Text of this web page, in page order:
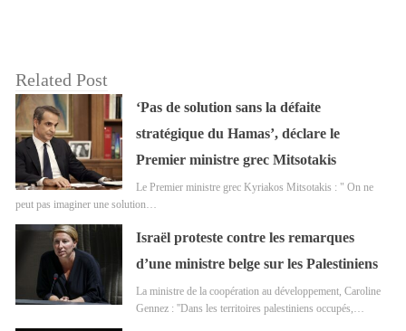
Related Post
‘Pas de solution sans la défaite
stratégique du Hamas’, déclare le
Premier ministre grec Mitsotakis
Le Premier ministre grec Kyriakos Mitsotakis : " On ne
peut pas imaginer une solution…
Israël proteste contre les remarques
d’une ministre belge sur les Palestiniens
La ministre de la coopération au développement, Caroline
Gennez : ''Dans les territoires palestiniens occupés,…